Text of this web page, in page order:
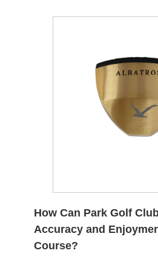
How Can Park Golf
Accuracy and
Course?